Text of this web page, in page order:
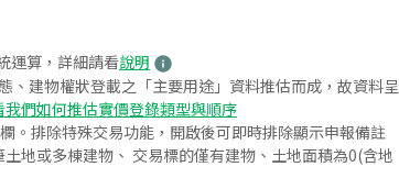
運算，詳細請看說明
建物權狀登載之「主要用途」資料推估而成，故資料呈
我們如何推估實價登錄類型與順序
。排除特殊交易功能，開啟後可即時排除顯示申報備註
地或多棟建物、 交易標的僅有建物、土地面積為0(含地